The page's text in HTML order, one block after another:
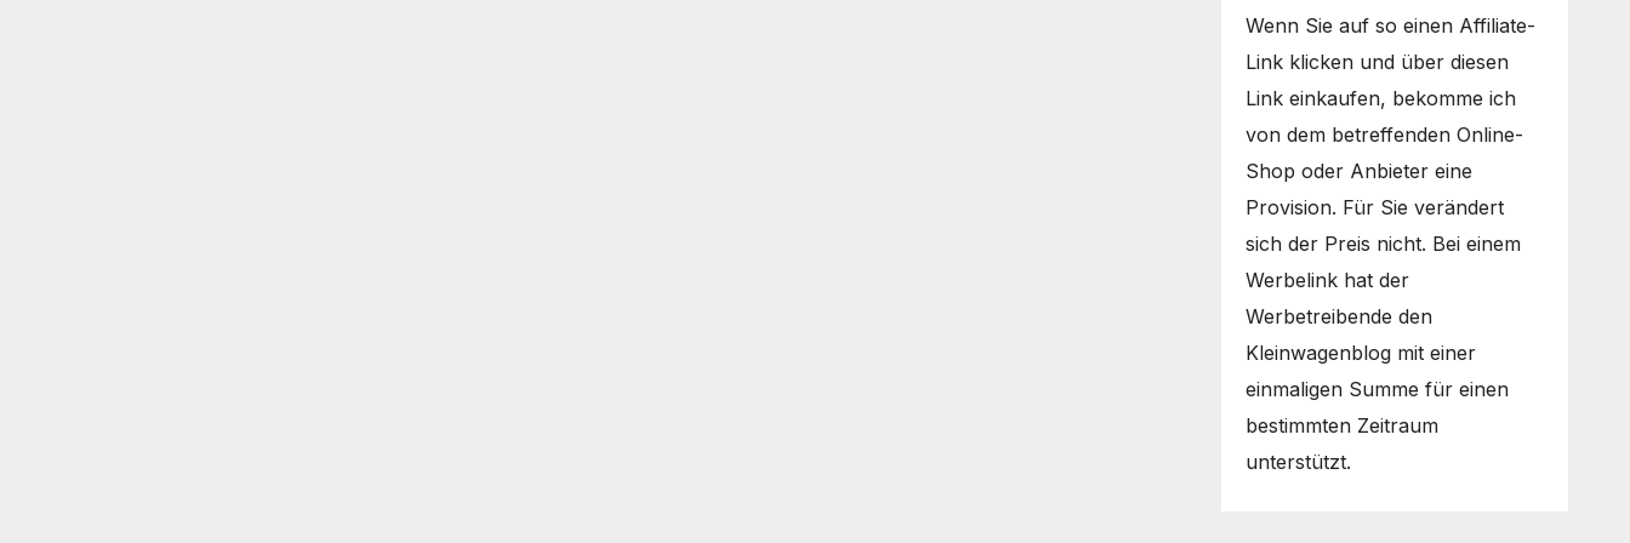
Wenn Sie auf so einen Affiliate-
Link klicken und über diesen
Link einkaufen, bekomme ich
von dem betreffenden Online-
Shop oder Anbieter eine
Provision. Für Sie verändert
sich der Preis nicht. Bei einem
Werbelink hat der
Werbetreibende den
Kleinwagenblog mit einer
einmaligen Summe für einen
bestimmten Zeitraum
unterstützt.